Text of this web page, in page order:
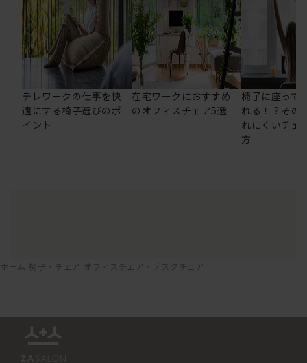
テレワークの仕事を快
適にする椅子選びのポ
イント
在宅ワークにおすすめ
のオフィスチェア5選
椅子に座って
れる！？その
れにくいチェ
方
ホーム 椅子・チェア オフィスチェア・デスクチェア